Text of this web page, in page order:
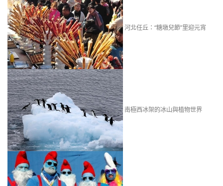
河北任丘：“糖墩兒節”里迎元宵
南極西冰架的冰山與植物世界